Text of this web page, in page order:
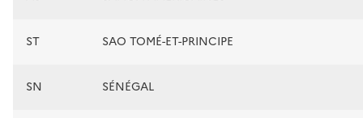
ST SAO TOMÉ-ET-PRINCIPE
SN SÉNÉGAL